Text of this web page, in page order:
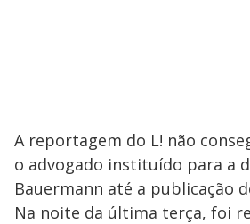
A reportagem do L! não
o advogado instituído para a
Bauermann até a publicação
Na noite da última terça, foi